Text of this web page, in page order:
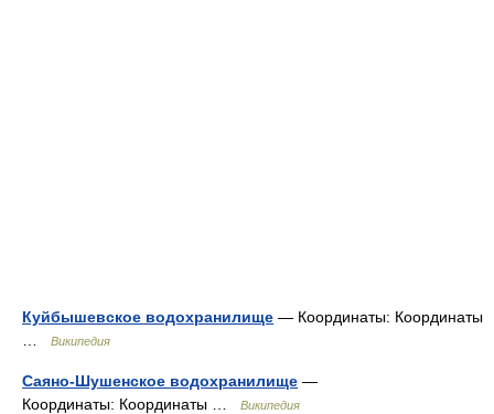
Куйбышевское водохранилище — Координаты: Координаты
Википедия
Саяно-Шушенское водохранилище —
Координаты: Координаты …
Википедия